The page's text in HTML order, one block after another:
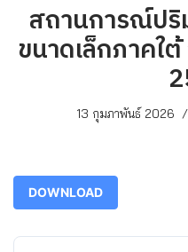
สถานการณ์ปริ
ขนาดเล็กภาคใ
13 กุมภาพันธ์ 2026
DOWNLOAD